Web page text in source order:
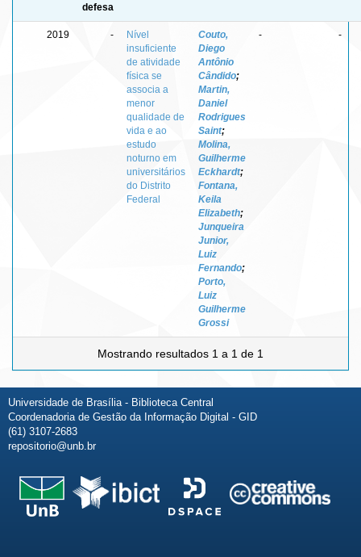
defesa
2019 -
Nível
insuficiente
de atividade
física se
associa a
menor
qualidade de
vida e ao
estudo
noturno em
universitários
do Distrito
Federal
Couto,
Diego
Antônio
Cândido;
Martin,
Daniel
Rodrigues
Saint;
Molina,
Guilherme
Eckhardt;
Fontana,
Keila
Elizabeth;
Junqueira
Junior,
Luiz
Fernando;
Porto,
Luiz
Guilherme
Grossi
- -
Mostrando resultados 1 a 1 de 1
Universidade de Brasília - Biblioteca Central
Coordenadoria de Gestão da Informação Digital - GID
(61) 3107-2683
repositorio@unb.br